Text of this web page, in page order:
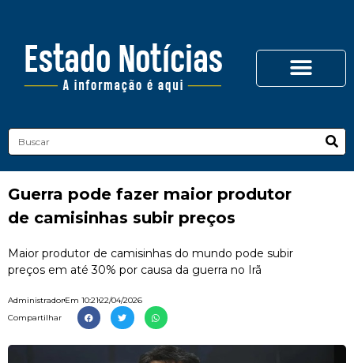
Guerra pode fazer maior produtor
de camisinhas subir preços
Maior produtor de camisinhas do mundo pode subir
preços em até 30% por causa da guerra no Irã
AdministradorEm 10:2122/04/2026
Compartilhar